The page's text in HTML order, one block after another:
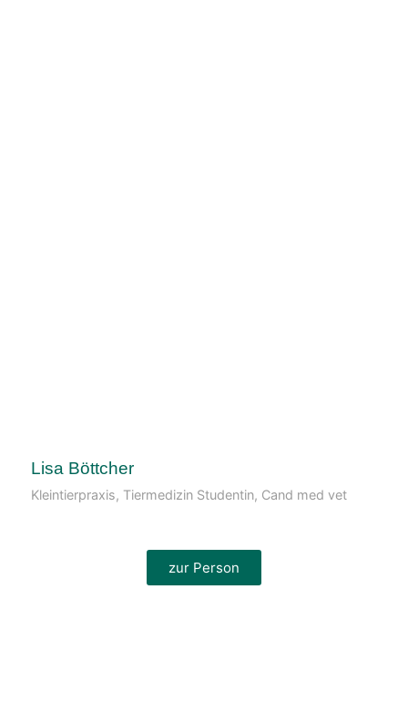
Lisa Böttcher
Kleintierpraxis, Tiermedizin Studentin, Cand med vet
zur Person